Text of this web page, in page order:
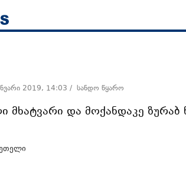
2019, 14:03 / სანდო წყარო
მხატვარი და მოქანდაკე